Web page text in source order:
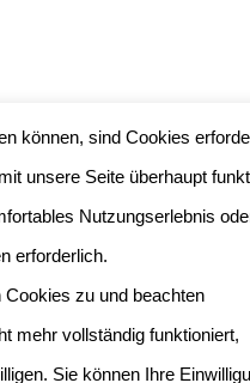
können, sind Cookies
unsere Seite überhaupt
Nutzungserlebnis
erforderlich.
zu und beachten
mehr vollständig funktioniert,
Sie können Ihre